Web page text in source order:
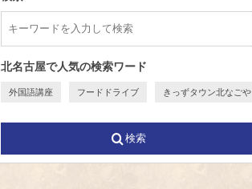
北名古屋で人気の検索ワード
外国語講座 フードドライブ きっずタウン北なごや
検索